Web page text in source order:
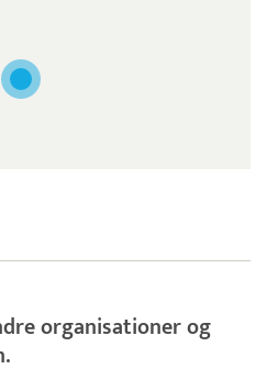
organisationer og